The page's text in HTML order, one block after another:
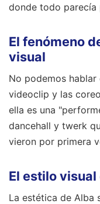
donde todo parecía
El fenómeno
visual
No podemos
videoclip y las
ella es una
dancehall y twerk
vieron por primera
El estilo visual
La estética de Alba